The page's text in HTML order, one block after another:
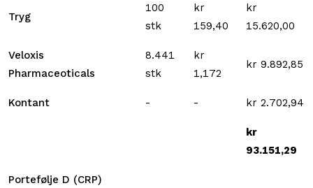
Tryg
100
stk
kr
159,40
kr
15.620,00
Veloxis
Pharmaceoticals
8.441
stk
kr
1,172
kr 9.892,85
Kontant - - kr 2.702,94
kr
93.151,29
Portefølje D (CRP)